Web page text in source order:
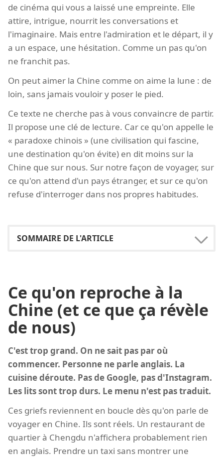
de cinéma qui vous a laissé une empreinte. Elle
attire, intrigue, nourrit les conversations et
l'imaginaire. Mais entre l'admiration et le départ, il y
a un espace, une hésitation. Comme un pas qu'on
ne franchit pas.
On peut aimer la Chine comme on aime la lune : de
loin, sans jamais vouloir y poser le pied.
Ce texte ne cherche pas à vous convaincre de partir.
Il propose une clé de lecture. Car ce qu'on appelle le
« paradoxe chinois » (une civilisation qui fascine,
une destination qu'on évite) en dit moins sur la
Chine que sur nous. Sur notre façon de voyager, sur
ce qu'on attend d'un pays étranger, et sur ce qu'on
refuse d'interroger dans nos propres habitudes.
Ce qu'on reproche à la
Chine (et ce que ça révèle
de nous)
C'est trop grand. On ne sait pas par où
commencer. Personne ne parle anglais. La
cuisine déroute. Pas de Google, pas d'Instagram.
Les lits sont trop durs. Le menu n'est pas traduit.
Ces griefs reviennent en boucle dès qu'on parle de
voyager en Chine. Ils sont réels. Un restaurant de
quartier à Chengdu n'affichera probablement rien
en anglais. Prendre un taxi sans montrer une